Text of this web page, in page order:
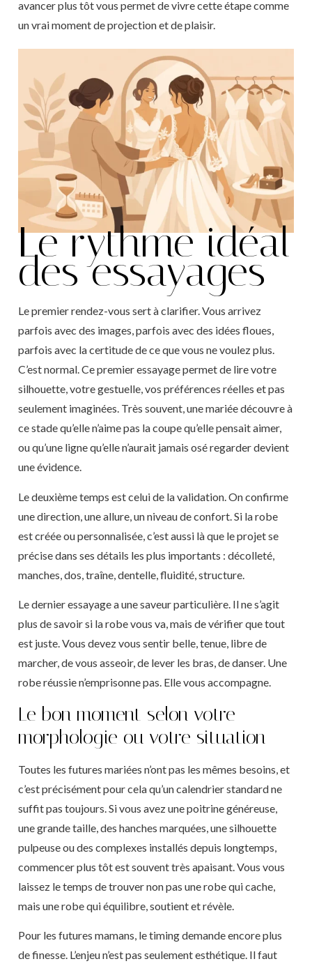
avancer plus tôt vous permet de vivre cette étape comme
un vrai moment de projection et de plaisir.
Le rythme idéal
des essayages
Le premier rendez-vous sert à clarifier. Vous arrivez
parfois avec des images, parfois avec des idées floues,
parfois avec la certitude de ce que vous ne voulez plus.
C’est normal. Ce premier essayage permet de lire votre
silhouette, votre gestuelle, vos préférences réelles et pas
seulement imaginées. Très souvent, une mariée découvre à
ce stade qu’elle n’aime pas la coupe qu’elle pensait aimer,
ou qu’une ligne qu’elle n’aurait jamais osé regarder devient
une évidence.
Le deuxième temps est celui de la validation. On confirme
une direction, une allure, un niveau de confort. Si la robe
est créée ou personnalisée, c’est aussi là que le projet se
précise dans ses détails les plus importants : décolleté,
manches, dos, traîne, dentelle, fluidité, structure.
Le dernier essayage a une saveur particulière. Il ne s’agit
plus de savoir si la robe vous va, mais de vérifier que tout
est juste. Vous devez vous sentir belle, tenue, libre de
marcher, de vous asseoir, de lever les bras, de danser. Une
robe réussie n’emprisonne pas. Elle vous accompagne.
Le bon moment selon votre
morphologie ou votre situation
Toutes les futures mariées n’ont pas les mêmes besoins, et
c’est précisément pour cela qu’un calendrier standard ne
suffit pas toujours. Si vous avez une poitrine généreuse,
une grande taille, des hanches marquées, une silhouette
pulpeuse ou des complexes installés depuis longtemps,
commencer plus tôt est souvent très apaisant. Vous vous
laissez le temps de trouver non pas une robe qui cache,
mais une robe qui équilibre, soutient et révèle.
Pour les futures mamans, le timing demande encore plus
de finesse. L’enjeu n’est pas seulement esthétique. Il faut